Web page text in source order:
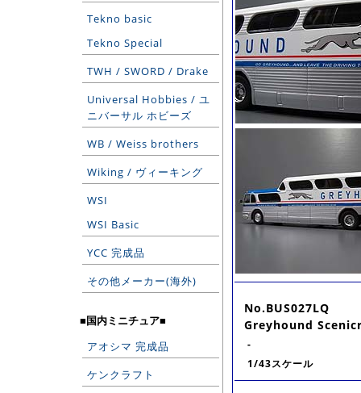
Tekno basic
Tekno Special
TWH / SWORD / Drake
Universal Hobbies / ユ
ニバーサル ホビーズ
WB / Weiss brothers
Wiking / ヴィーキング
WSI
WSI Basic
YCC 完成品
その他メーカー(海外)
■国内ミニチュア■
アオシマ 完成品
ケンクラフト
No.BUS027LQ
Greyhound
-
1/43スケール